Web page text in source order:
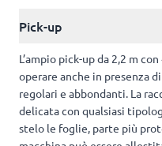
Pick-up
L’ampio pick-up da 2,2 m
operare anche in presenza
regolari e abbondanti. La
delicata con qualsiasi
stelo le foglie, parte più